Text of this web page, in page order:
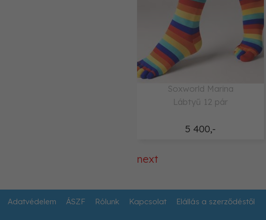
5 400,-
Soxworld Marina
Lábtyű 12 pár
next
Adatvédelem ÁSZF Rólunk Kapcsolat Elállás a szerződéstől